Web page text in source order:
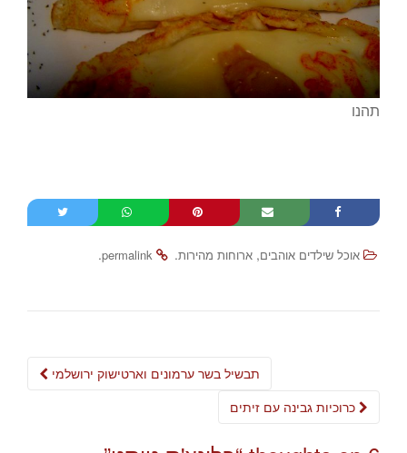
תהנו
אוכל שילדים אוהבים, ארוחות מהירות.
permalink
.
Post
תבשיל בשר ערמונים וארטישוק ירושלמי